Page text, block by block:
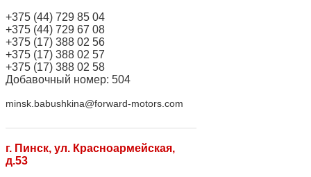
+375 (44) 729 85 04
+375 (44) 729 67 08
+375 (17) 388 02 56
+375 (17) 388 02 57
+375 (17) 388 02 58
Добавочный номер: 504
minsk.babushkina@forward-motors.com
г. Пинск, ул. Красноармейская,
д.53